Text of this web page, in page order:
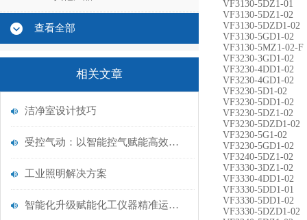
查看全部
相关文章
洁净室设计技巧
受控气动：以智能控气赋能高效精准生产
工业照明解决方案
智能化升级赋能化工仪器精准运维——探析在线分析仪器的校准技术与应用优化
VF3130-5DZ1-01
VF3130-5DZ1-02
VF3130-5DZD1-02
VF3130-5GD1-02
VF3130-5MZ1-02-F
VF3230-3GD1-02
VF3230-4DD1-02
VF3230-4GD1-02
VF3230-5D1-02
VF3230-5DD1-02
VF3230-5DZ1-02
VF3230-5DZD1-02
VF3230-5G1-02
VF3230-5GD1-02
VF3240-5DZ1-02
VF3330-3DZ1-02
VF3330-4DD1-02
VF3330-5DD1-01
VF3330-5DD1-02
VF3330-5DZD1-02